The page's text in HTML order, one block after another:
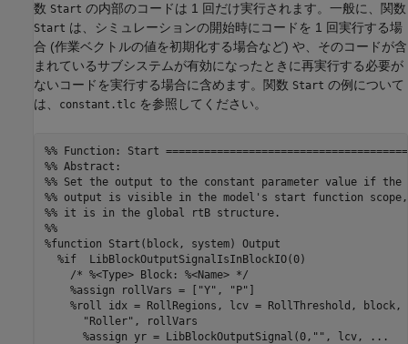
数 Start の内部のコードは 1 回だけ実行されます。一般に、関数
Start は、シミュレーションの開始時にコードを 1 回実行する場
合 (作業ベクトルの値を初期化する場合など) や、そのコードが含
まれているサブシステムが有効になったときに再実行する必要が
ないコードを実行する場合に含めます。関数 Start の例について
は、
constant.tlc を参照してください。
%% Function: Start
%% Abstract:
%% Set the output to the constant parameter value if the
%% output is visible in the model's start function
%% it is in the global rtB structure.
%%
%function Start(block, system) Output
  %if  LibBlockOutputSignalIsInBlockIO(0)
    /* %<Type> Block: %<Name> */
    %assign rollVars = ["Y", "P"]
%roll idx = RollRegions, lcv = RollThreshold, block,
      "Roller", rollVars
      %assign yr = LibBlockOutputSignal(0,"", lcv, ...